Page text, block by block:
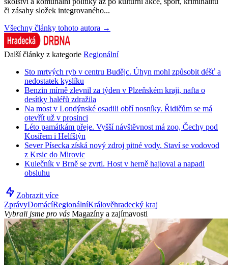
či zásahy složek integrovaného...
Všechny články tohoto autora →
Další články z kategorie Regionální
Sto mrtvých ryb v centru Budějc. Úhyn mohl způsobit déšť a
nedostatek kyslíku
Benzin mírně zlevnil za týden v Plzeňském kraji, nafta o
desítky haléřů zdražila
Na most v Londýnské osadili obří nosníky. Řidičům se má
otevřít už v prosinci
Léto památkám přeje. Vyšší návštěvnost má zoo, Čechy pod
Kosířem i Helfštýn
Sever Písecka získá nový zdroj pitné vody. Staví se vodovod
z Krsic do Mirovic
Kulečník v Brně se zvrtl. Host v herně hajloval a napadl
obsluhu
Zobrazit více
ZprávyDomácíRegionálníKrálověhradecký kraj
Vybrali jsme pro vás Magazíny a zajímavosti